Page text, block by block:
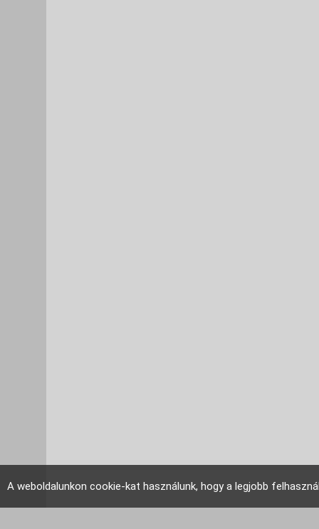
A weboldalunkon cookie-kat használunk, hogy a legjobb